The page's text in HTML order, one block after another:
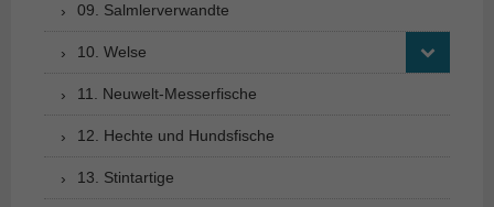
09. Salmlerverwandte
10. Welse
11. Neuwelt-Messerfische
12. Hechte und Hundsfische
13. Stintartige